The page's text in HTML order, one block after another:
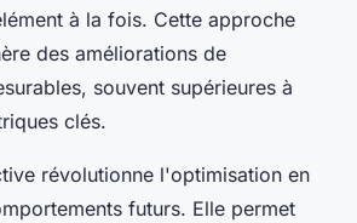
à la fois. Cette approche
des améliorations de
souvent supérieures à
clés.
révolutionne l'optimisation en
futurs. Elle permet